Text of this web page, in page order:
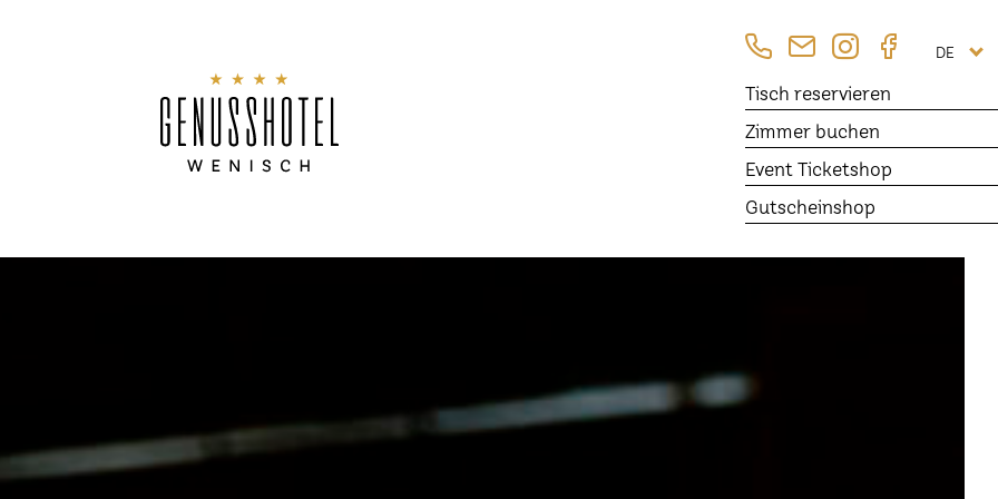
DE
Tisch reservieren
Zimmer buchen
Event Ticketshop
Gutscheinshop